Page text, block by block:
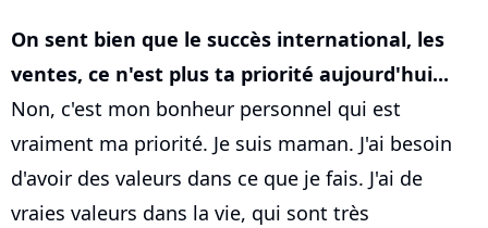
On sent bien que le succès international, les
ventes, ce n'est plus ta priorité aujourd'hui...
Non, c'est mon bonheur personnel qui est
vraiment ma priorité. Je suis maman. J'ai besoin
d'avoir des valeurs dans ce que je fais. J'ai de
vraies valeurs dans la vie, qui sont très